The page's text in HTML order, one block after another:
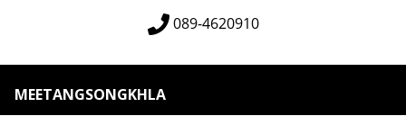
089-4620910
MEETANGSONGKHLA